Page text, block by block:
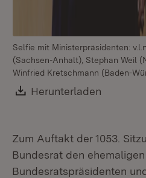
Selfie mit Ministerpräsidenten:
(Sachsen-Anhalt), Stephan Weil
Winfried Kretschmann (Baden-
Download:
Herunterladen
Zum Auftakt der 1053.
Bundesrat den ehemaligen
Bundesratspräsidenten